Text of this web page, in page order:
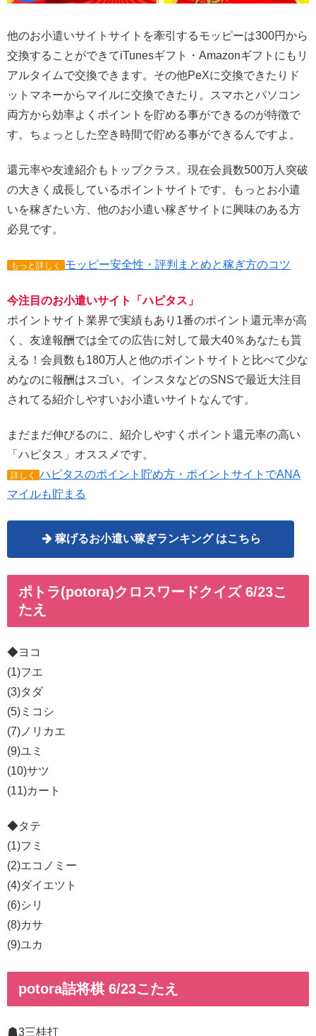
他のお小遣いサイトサイトを牽引するモッピーは300円から
交換することができてiTunesギフト・Amazonギフトにもリ
アルタイムで交換できます。その他PeXに交換できたりド
ットマネーからマイルに交換できたり。スマホとパソコン
両方から効率よくポイントを貯める事ができるのが特徴で
す。ちょっとした空き時間で貯める事ができるんですよ。
還元率や友達紹介もトップクラス。現在会員数500万人突破
の大きく成長しているポイントサイトです。もっとお小遣
いを稼ぎたい方、他のお小遣い稼ぎサイトに興味のある方
必見です。
もっと詳しく モッピー安全性・評判まとめと稼ぎ方のコツ
今注目のお小遣いサイト「ハピタス」
ポイントサイト業界で実績もあり1番のポイント還元率が高
く、友達報酬では全ての広告に対して最大40％あなたも貰
える！会員数も180万人と他のポイントサイトと比べて少な
めなのに報酬はスゴい。インスタなどのSNSで最近大注目
されてる紹介しやすいお小遣いサイトなんです。
まだまだ伸びるのに、紹介しやすくポイント還元率の高い
「ハピタス」オススメです。
詳しく
ハピタスのポイント貯め方・ポイントサイトでANA
マイルも貯まる
稼げるお小遣い稼ぎランキング はこちら
ポトラ(potora)クロスワードクイズ 6/23こ
たえ
◆ヨコ
(1)フエ
(3)タダ
(5)ミコシ
(7)ノリカエ
(9)ユミ
(10)サツ
(11)カート
◆タテ
(1)フミ
(2)エコノミー
(4)ダイエツト
(6)シリ
(8)カサ
(9)ユカ
potora詰将棋 6/23こたえ
☗3三桂打